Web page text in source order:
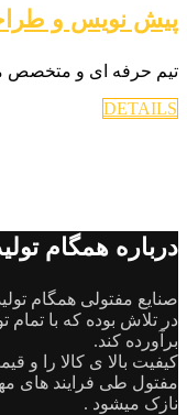
پیش نویس و
تیم حرفه ای و متخصص
DETAILS
درباره همگام
در تلاش بوده که با تمام
برآورده کند.
کیفیت بالا ی کالا را و
مفتول طی فرایند های
نازک میشود .